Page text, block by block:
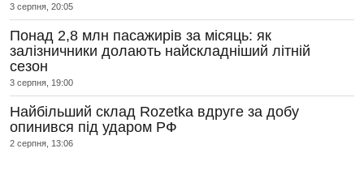
3 серпня, 20:05
Понад 2,8 млн пасажирів за місяць: як
залізничники долають найскладніший літній
сезон
3 серпня, 19:00
Найбільший склад Rozetka вдруге за добу
опинився під ударом РФ
2 серпня, 13:06